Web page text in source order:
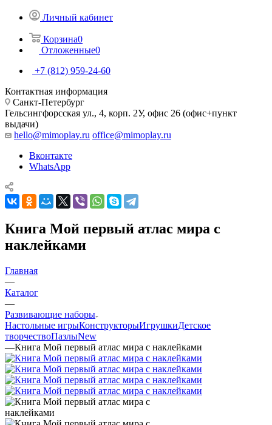
Личный кабинет
Корзина0
Отложенные0
+7 (812) 959-24-60
Контактная информация
Санкт-Петербург
Гельсингфорсская ул., 4, корп. 2У, офис 26 (офис+пункт
выдачи)
hello@mimoplay.ru office@mimoplay.ru
Вконтакте
WhatsApp
Книга Мой первый атлас мира с
наклейками
Главная
—
Каталог
—
Развивающие наборы
Настольные игрыКонструкторыИгрушкиДетское
творчествоПазлыNew
—Книга Мой первый атлас мира с наклейками